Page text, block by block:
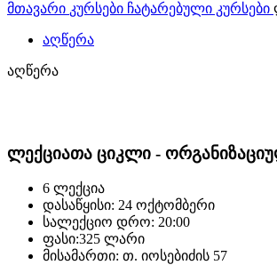
მთავარი კურსები ჩატარებული კურსები
აღწერა
აღწერა
ლექციათა ციკლი -
6 ლექცია
დასაწყისი: 24 ოქტომბერი
სალექციო დრო: 20:00
ფასი:325 ლარი
მისამართი: თ. იოსებიძის 57